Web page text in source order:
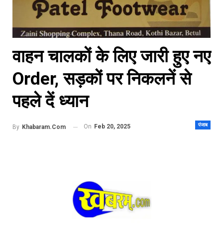
वाहन चालकों के लिए जारी हुए नए
Order, सड़कों पर निकलनें से
पहले दें ध्यान
पंजाब
By Khabaram.Com On Feb 20, 2025